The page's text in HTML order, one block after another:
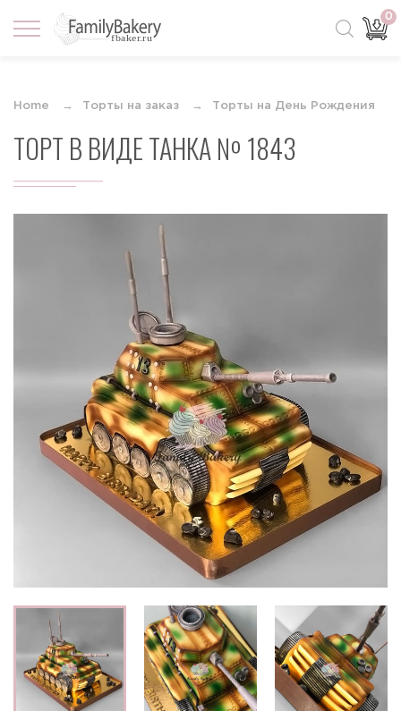
0
Home Торты на заказ Торты на День Рождения
ТОРТ В ВИДЕ ТАНКА № 1843